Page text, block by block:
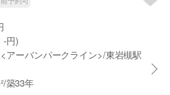
-円)
アーバンパークライン>/東岩槻駅
築33年